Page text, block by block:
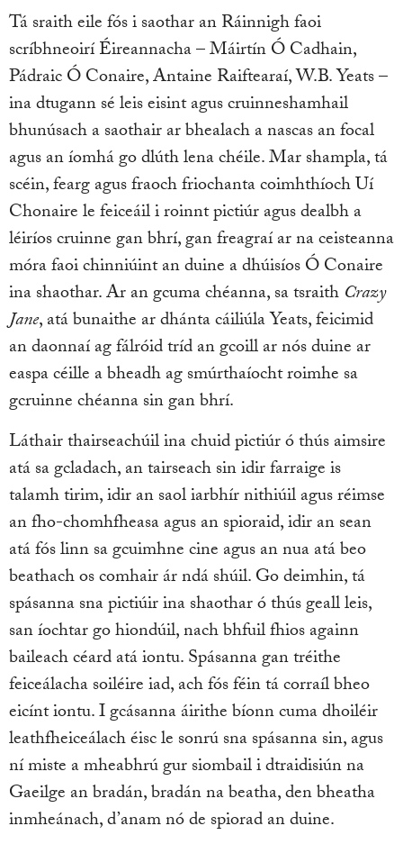
Tá sraith eile fós i saothar an Ráinnigh faoi
scríbhneoirí Éireannacha – Máirtín Ó Cadhain,
Pádraic Ó Conaire, Antaine Raiftearaí, W.B. Yeats –
ina dtugann sé leis eisint agus cruinneshamhail
bhunúsach a saothair ar bhealach a nascas an focal
agus an íomhá go dlúth lena chéile. Mar shampla, tá
scéin, fearg agus fraoch friochanta coimhthíoch Uí
Chonaire le feiceáil i roinnt pictiúr agus dealbh a
léiríos cruinne gan bhrí, gan freagraí ar na ceisteanna
móra faoi chinniúint an duine a dhúisíos Ó Conaire
ina shaothar. Ar an gcuma chéanna, sa tsraith Crazy
Jane, atá bunaithe ar dhánta cáiliúla Yeats, feicimid
an daonnaí ag fálróid tríd an gcoill ar nós duine ar
easpa céille a bheadh ag smúrthaíocht roimhe sa
gcruinne chéanna sin gan bhrí.
Láthair thairseachúil ina chuid pictiúr ó thús aimsire
atá sa gcladach, an tairseach sin idir farraige is
talamh tirim, idir an saol iarbhír nithiúil agus réimse
an fho-chomhfheasa agus an spioraid, idir an sean
atá fós linn sa gcuimhne cine agus an nua atá beo
beathach os comhair ár ndá shúil. Go deimhin, tá
spásanna sna pictiúir ina shaothar ó thús geall leis,
san íochtar go hiondúil, nach bhfuil fhios againn
baileach céard atá iontu. Spásanna gan tréithe
feiceálacha soiléire iad, ach fós féin tá corraíl bheo
eicínt iontu. I gcásanna áirithe bíonn cuma dhoiléir
leathfheiceálach éisc le sonrú sna spásanna sin, agus
ní miste a mheabhrú gur siombail i dtraidisiún na
Gaeilge an bradán, bradán na beatha, den bheatha
inmheánach, d’anam nó de spiorad an duine.